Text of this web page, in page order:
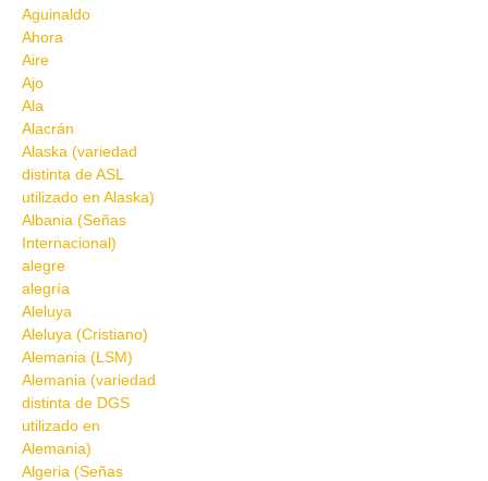
Aguinaldo
Ahora
Aire
Ajo
Ala
Alacrán
Alaska (variedad
distinta de ASL
utilizado en Alaska)
Albania (Señas
Internacional)
alegre
alegría
Aleluya
Aleluya (Cristiano)
Alemania (LSM)
Alemania (variedad
distinta de DGS
utilizado en
Alemania)
Algeria (Señas